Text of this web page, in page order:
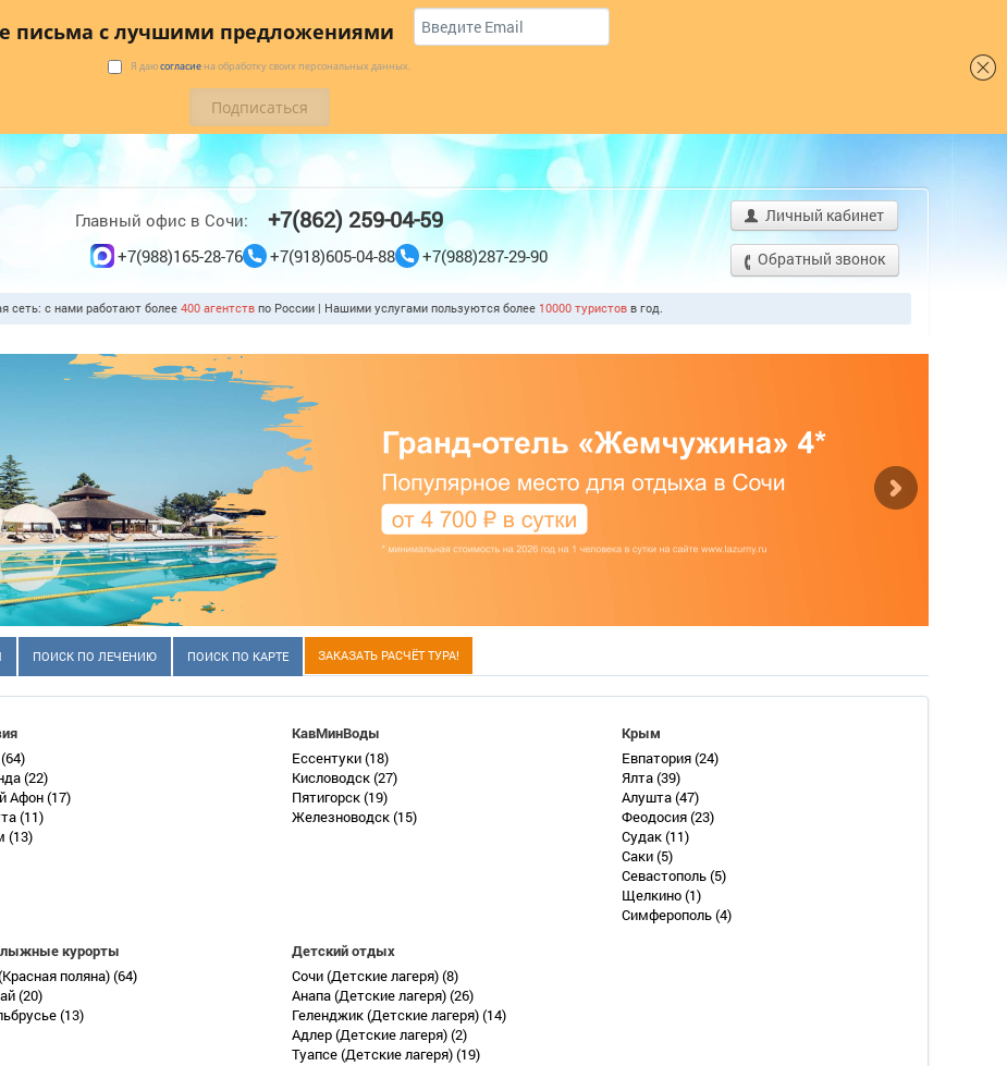
письма с лучшими предложениями
Я даюсогласие на обработку своих персональных данных.
Главный офис в Сочи: +7(862) 259-04-59
+7(988)165-28-76 +7(918)605-04-88 +7(988)287-29-90
Личный кабинет
Обратный звонок
сеть: с нами работают более 400 агентств по России | Нашими услугами пользуются более 10000 туристов в год.
ПОИСК ПО ЛЕЧЕНИЮ ПОИСК ПО КАРТЕ ЗАКАЗАТЬ РАСЧЁТ ТУРА!
(64)
(22)
Афон(17)
(11)
(13)
КавМинВоды
Ессентуки(18)
Кисловодск(27)
Пятигорск(19)
Железноводск(15)
Крым
Евпатория(24)
Ялта(39)
Алушта(47)
Феодосия(23)
Судак(11)
Саки(5)
Севастополь(5)
Щелкино(1)
Симферополь(4)
курорты
поляна)(64)
(20)
(13)
Детский отдых
Сочи (Детские лагеря)(8)
Анапа (Детские лагеря)(26)
Геленджик (Детские лагеря)(14)
Адлер (Детские лагеря)(2)
Туапсе (Детские лагеря)(19)